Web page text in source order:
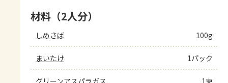
材料（2人分）
しめさば 100g
まいたけ 1パック